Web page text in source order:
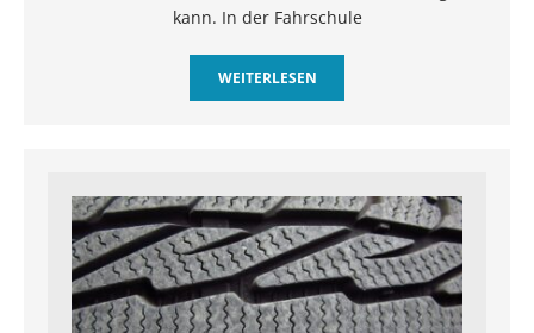
kann. In der Fahrschule
WEITERLESEN